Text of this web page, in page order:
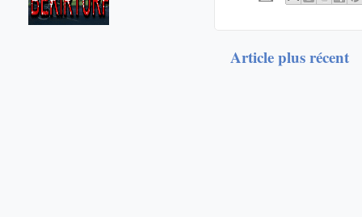
Article plus récent